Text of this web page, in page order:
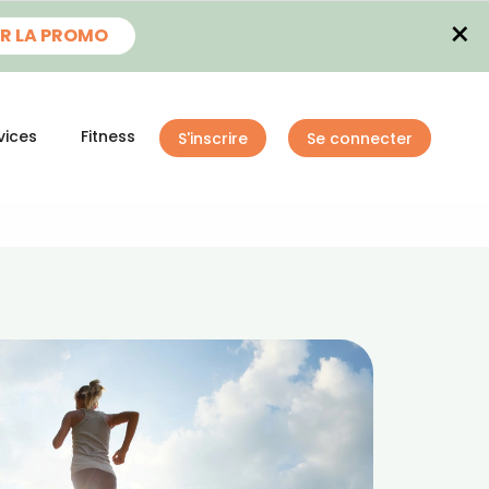
LA PROMO ×
Fitness S'inscrire Se connecter